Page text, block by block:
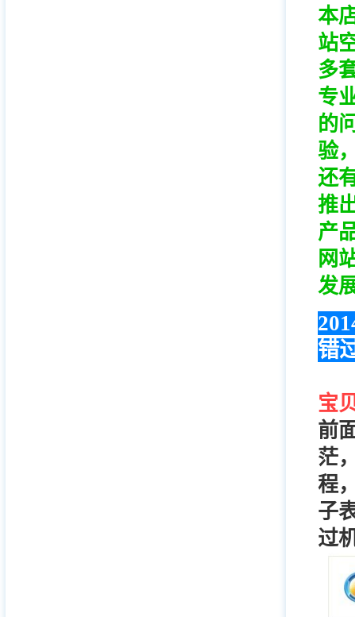
本
站
多
专
的
验
还
推
产
网
发
错
宝
前
茫
程
子
过